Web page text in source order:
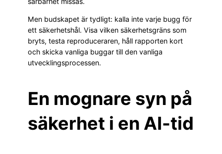
Men budskapet är tydligt: kalla inte varje bugg för
ett säkerhetshål. Visa vilken säkerhetsgräns som
bryts, testa reproduceraren, håll rapporten kort
och skicka vanliga buggar till den vanliga
utvecklingsprocessen.
En mognare syn på
säkerhet i en AI-tid